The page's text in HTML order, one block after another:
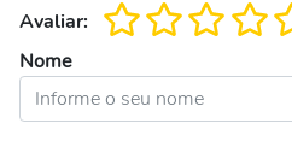
Avaliar:
Nome